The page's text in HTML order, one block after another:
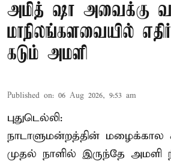
அமித் ஷா அவைக்கு
மாநிலங்களவையில்
கடும் அமளி
Published on: 06 Aug 2026, 9:53 am
புதுடெல்லி:
நாடாளுமன்றத்தின் மழைக்கால
முதல் நாளில் இருந்தே அமளி